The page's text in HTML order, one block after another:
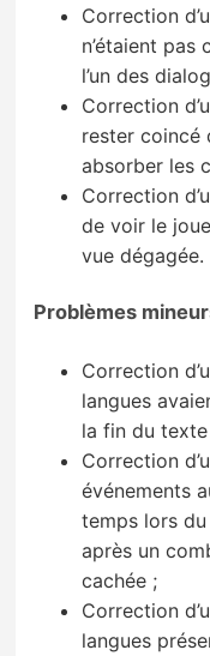
Correction
n’étaient
l’un des
Correction
rester coincé
absorber les
Correction
de voir le
vue dégagée.
Problèmes
Correction
langues
la fin du texte
Correction
événements
temps lors du
après un
cachée ;
Correction
langues